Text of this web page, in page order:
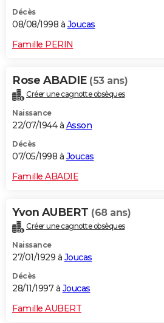
Décès
08/08/1998 à Joucas
Famille PERIN
Rose ABADIE (53 ans)
Créer une cagnotte obsèques
Naissance
22/07/1944 à Asson
Décès
07/05/1998 à Joucas
Famille ABADIE
Yvon AUBERT (68 ans)
Créer une cagnotte obsèques
Naissance
27/01/1929 à Joucas
Décès
28/11/1997 à Joucas
Famille AUBERT